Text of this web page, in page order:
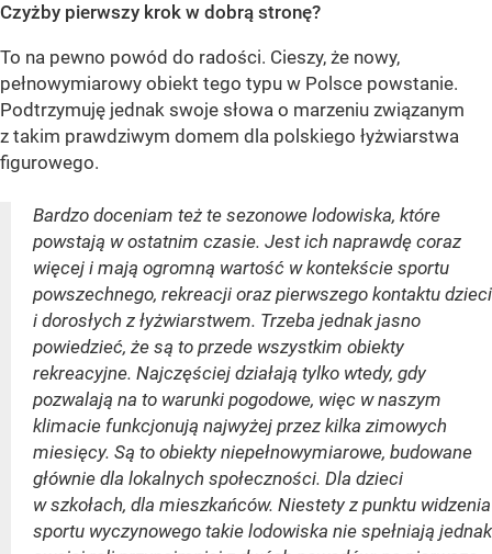
Czyżby pierwszy krok w dobrą stronę?
To na pewno powód do radości. Cieszy, że nowy,
pełnowymiarowy obiekt tego typu w Polsce powstanie.
Podtrzymuję jednak swoje słowa o marzeniu związanym
z takim prawdziwym domem dla polskiego łyżwiarstwa
figurowego.
Bardzo doceniam też te sezonowe lodowiska, które
powstają w ostatnim czasie. Jest ich naprawdę coraz
więcej i mają ogromną wartość w kontekście sportu
powszechnego, rekreacji oraz pierwszego kontaktu dzieci
i dorosłych z łyżwiarstwem. Trzeba jednak jasno
powiedzieć, że są to przede wszystkim obiekty
rekreacyjne. Najczęściej działają tylko wtedy, gdy
pozwalają na to warunki pogodowe, więc w naszym
klimacie funkcjonują najwyżej przez kilka zimowych
miesięcy. Są to obiekty niepełnowymiarowe, budowane
głównie dla lokalnych społeczności. Dla dzieci
w szkołach, dla mieszkańców. Niestety z punktu widzenia
sportu wyczynowego takie lodowiska nie spełniają jednak